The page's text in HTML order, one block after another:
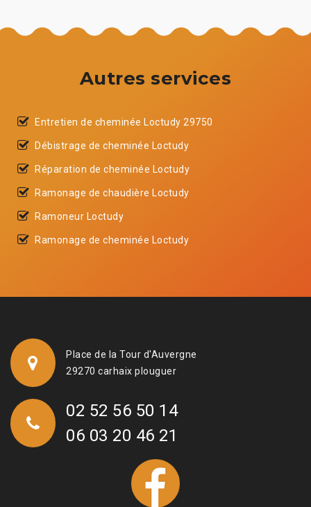
Autres services
Entretien de cheminée Loctudy 29750
Débistrage de cheminée Loctudy
Réparation de cheminée Loctudy
Ramonage de chaudière Loctudy
Ramoneur Loctudy
Ramonage de cheminée Loctudy
Place de la Tour d'Auvergne
29270 carhaix plouguer
02 52 56 50 14
06 03 20 46 21